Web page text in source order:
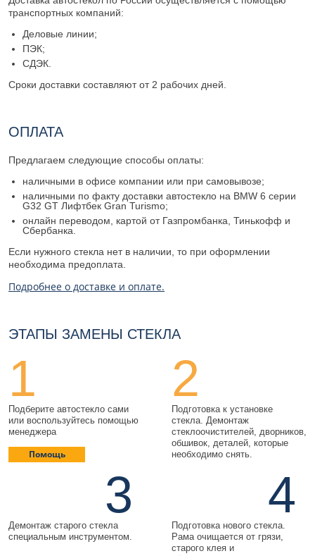
транспортных компаний:
Деловые линии;
ПЭК;
СДЭК.
Сроки доставки составляют от 2 рабочих дней.
ОПЛАТА
Предлагаем следующие способы оплаты:
наличными в офисе компании или при самовывозе;
наличными по факту доставки автостекло на BMW 6 серии
G32 GT Лифтбек Gran Turismo;
онлайн переводом, картой от Газпромбанка, Тинькофф и
Сбербанка.
Если нужного стекла нет в наличии, то при оформлении
необходима предоплата.
Подробнее о доставке и оплате.
ЭТАПЫ ЗАМЕНЫ СТЕКЛА
1
Подберите автостекло сами
или воспользуйтесь помощью
менеджера
Помощь
2
Подготовка к установке
стекла. Демонтаж
стеклоочистителей, дворников,
обшивок, деталей, которые
необходимо снять.
3
Демонтаж старого стекла
специальным инструментом.
4
Подготовка нового стекла.
Рама очищается от грязи,
старого клея и